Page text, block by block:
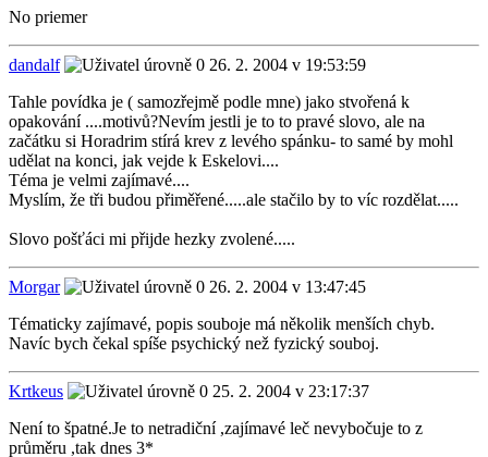
No priemer
dandalf
26. 2. 2004 v 19:53:59
Tahle povídka je ( samozřejmě podle mne) jako stvořená k
opakování ....motivů?Nevím jestli je to to pravé slovo, ale na
začátku si Horadrim stírá krev z levého spánku- to samé by mohl
udělat na konci, jak vejde k Eskelovi....
Téma je velmi zajímavé....
Myslím, že tři budou přiměřené.....ale stačilo by to víc rozdělat.....
Slovo pošťáci mi přijde hezky zvolené.....
Morgar
26. 2. 2004 v 13:47:45
Tématicky zajímavé, popis souboje má několik menších chyb.
Navíc bych čekal spíše psychický než fyzický souboj.
Krtkeus
25. 2. 2004 v 23:17:37
Není to špatné.Je to netradiční ,zajímavé leč nevybočuje to z
průměru ,tak dnes 3*